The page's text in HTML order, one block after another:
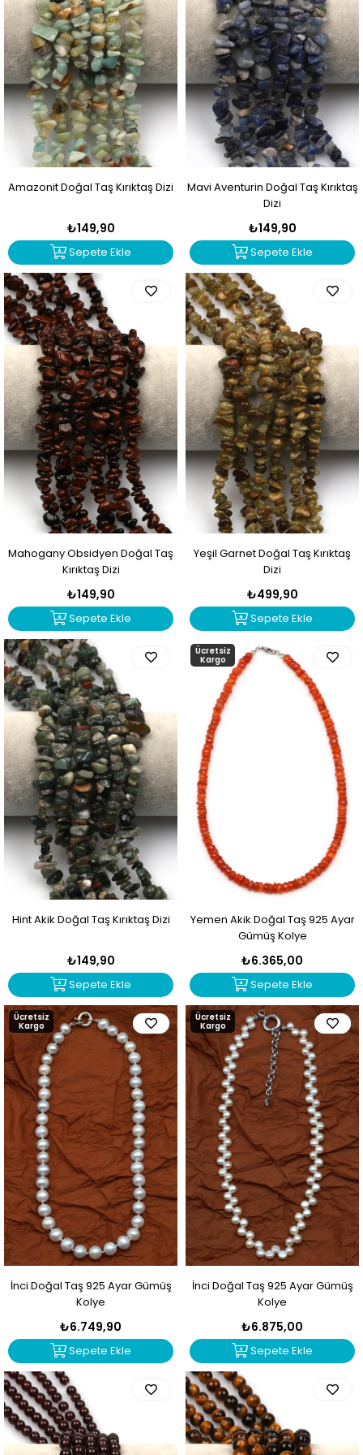
Amazonit Doğal Taş Kırıktaş Dizi
₺149,90
Sepete Ekle
Mavi Aventurin Doğal Taş Kırıktaş
Dizi
₺149,90
Sepete Ekle
Mahogany Obsidyen Doğal Taş
Kırıktaş Dizi
₺149,90
Sepete Ekle
Yeşil Garnet Doğal Taş Kırıktaş
Dizi
₺499,90
Sepete Ekle
Hint Akik Doğal Taş Kırıktaş Dizi
₺149,90
Sepete Ekle
Yemen Akik Doğal Taş 925 Ayar
Gümüş Kolye
₺6.365,00
Sepete Ekle
Ücretsiz
Kargo
İnci Doğal Taş 925 Ayar Gümüş
Kolye
₺6.749,90
Sepete Ekle
Ücretsiz
Kargo
İnci Doğal Taş 925 Ayar Gümüş
Kolye
₺6.875,00
Sepete Ekle
Ücretsiz
Kargo